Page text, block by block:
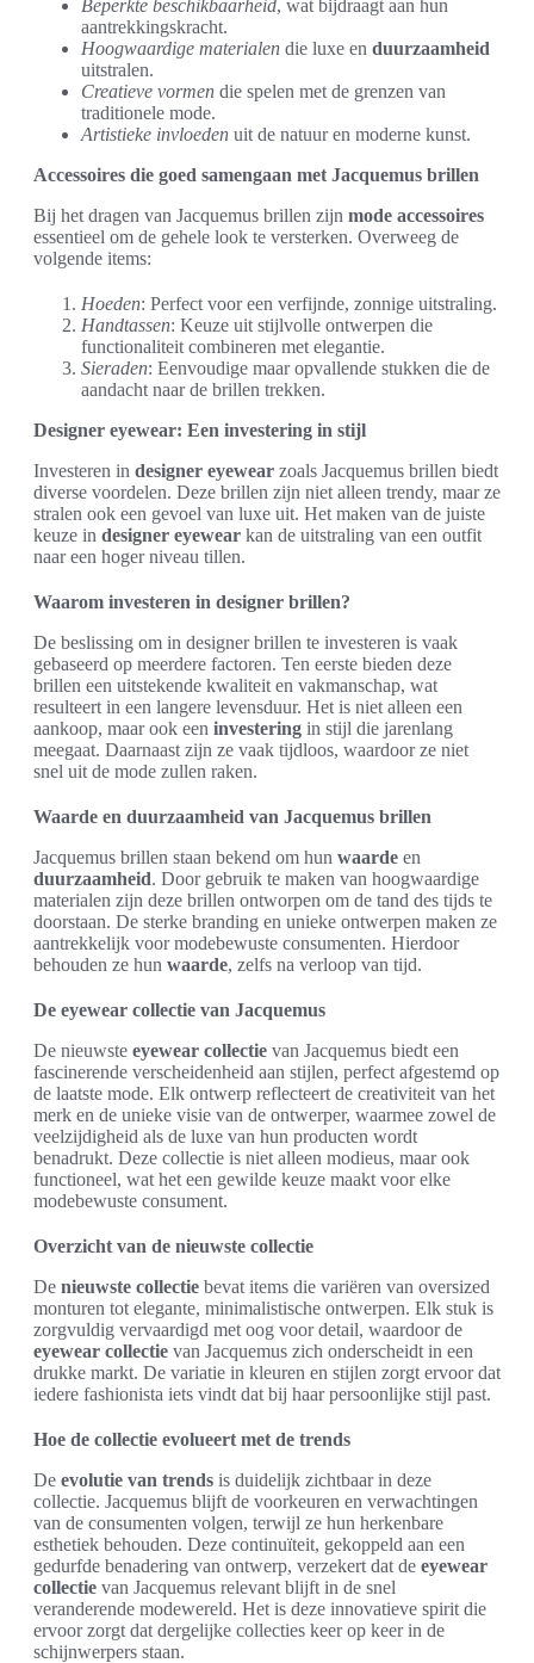
Beperkte beschikbaarheid, wat bijdraagt aan hun
aantrekkingskracht.
Hoogwaardige materialen die luxe en duurzaamheid
uitstralen.
Creatieve vormen die spelen met de grenzen van
traditionele mode.
Artistieke invloeden uit de natuur en moderne kunst.
Accessoires die goed samengaan met Jacquemus brillen
Bij het dragen van Jacquemus brillen zijn mode accessoires
essentieel om de gehele look te versterken. Overweeg de
volgende items:
Hoeden: Perfect voor een verfijnde, zonnige uitstraling.
Handtassen: Keuze uit stijlvolle ontwerpen die
functionaliteit combineren met elegantie.
Sieraden: Eenvoudige maar opvallende stukken die de
aandacht naar de brillen trekken.
Designer eyewear: Een investering in stijl
Investeren in designer eyewear zoals Jacquemus brillen biedt
diverse voordelen. Deze brillen zijn niet alleen trendy, maar ze
stralen ook een gevoel van luxe uit. Het maken van de juiste
keuze in designer eyewear kan de uitstraling van een outfit
naar een hoger niveau tillen.
Waarom investeren in designer brillen?
De beslissing om in designer brillen te investeren is vaak
gebaseerd op meerdere factoren. Ten eerste bieden deze
brillen een uitstekende kwaliteit en vakmanschap, wat
resulteert in een langere levensduur. Het is niet alleen een
aankoop, maar ook een investering in stijl die jarenlang
meegaat. Daarnaast zijn ze vaak tijdloos, waardoor ze niet
snel uit de mode zullen raken.
Waarde en duurzaamheid van Jacquemus brillen
Jacquemus brillen staan bekend om hun waarde en
duurzaamheid. Door gebruik te maken van hoogwaardige
materialen zijn deze brillen ontworpen om de tand des tijds te
doorstaan. De sterke branding en unieke ontwerpen maken ze
aantrekkelijk voor modebewuste consumenten. Hierdoor
behouden ze hun waarde, zelfs na verloop van tijd.
De eyewear collectie van Jacquemus
De nieuwste eyewear collectie van Jacquemus biedt een
fascinerende verscheidenheid aan stijlen, perfect afgestemd op
de laatste mode. Elk ontwerp reflecteert de creativiteit van het
merk en de unieke visie van de ontwerper, waarmee zowel de
veelzijdigheid als de luxe van hun producten wordt
benadrukt. Deze collectie is niet alleen modieus, maar ook
functioneel, wat het een gewilde keuze maakt voor elke
modebewuste consument.
Overzicht van de nieuwste collectie
De nieuwste collectie bevat items die variëren van oversized
monturen tot elegante, minimalistische ontwerpen. Elk stuk is
zorgvuldig vervaardigd met oog voor detail, waardoor de
eyewear collectie van Jacquemus zich onderscheidt in een
drukke markt. De variatie in kleuren en stijlen zorgt ervoor dat
iedere fashionista iets vindt dat bij haar persoonlijke stijl past.
Hoe de collectie evolueert met de trends
De evolutie van trends is duidelijk zichtbaar in deze
collectie. Jacquemus blijft de voorkeuren en verwachtingen
van de consumenten volgen, terwijl ze hun herkenbare
esthetiek behouden. Deze continuïteit, gekoppeld aan een
gedurfde benadering van ontwerp, verzekert dat de eyewear
collectie van Jacquemus relevant blijft in de snel
veranderende modewereld. Het is deze innovatieve spirit die
ervoor zorgt dat dergelijke collecties keer op keer in de
schijnwerpers staan.